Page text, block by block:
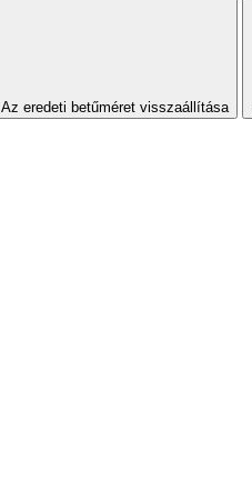
Az eredeti betűméret visszaállítása